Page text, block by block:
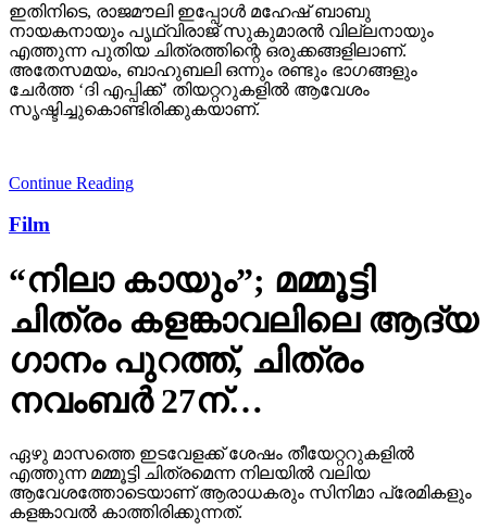
ഇതിനിടെ, രാജമൗലി ഇപ്പോള്‍ മഹേഷ് ബാബു
നായകനായും പൃഥ്വിരാജ് സുകുമാരന്‍ വില്ലനായും
എത്തുന്ന പുതിയ ചിത്രത്തിന്റെ ഒരുക്കങ്ങളിലാണ്.
അതേസമയം, ബാഹുബലി ഒന്നും രണ്ടും ഭാഗങ്ങളും
ചേര്‍ത്ത ‘ദി എപ്പിക്ക്’ തിയറ്ററുകളില്‍ ആവേശം
സൃഷ്ടിച്ചുകൊണ്ടിരിക്കുകയാണ്.
Continue Reading
Film
“നിലാ കായും”; മമ്മൂട്ടി
ചിത്രം കളങ്കാവലിലെ ആദ്യ
ഗാനം പുറത്ത്, ചിത്രം
നവംബർ 27ന്…
ഏഴു മാസത്തെ ഇടവേളക്ക് ശേഷം തീയേറ്ററുകളിൽ
എത്തുന്ന മമ്മൂട്ടി ചിത്രമെന്ന നിലയിൽ വലിയ
ആവേശത്തോടെയാണ് ആരാധകരും സിനിമാ പ്രേമികളും
കളങ്കാവൽ കാത്തിരിക്കുന്നത്.